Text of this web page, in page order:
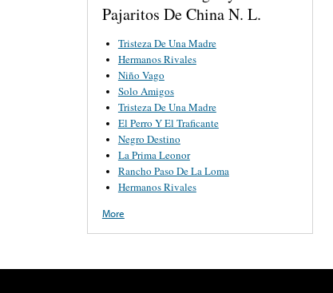
Pajaritos De China N. L.
Tristeza De Una Madre
Hermanos Rivales
Niño Vago
Solo Amigos
Tristeza De Una Madre
El Perro Y El Traficante
Negro Destino
La Prima Leonor
Rancho Paso De La Loma
Hermanos Rivales
More